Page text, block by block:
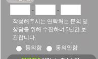
- -
작성해주시는 연락처는 문의 및
상담을 위해 수집하며 5년간 보
관합니다.
동의함
동의안함